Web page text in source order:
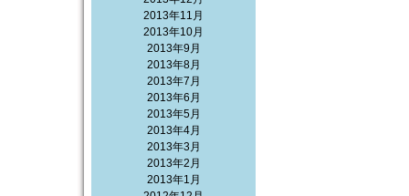
2013年11月
2013年10月
2013年9月
2013年8月
2013年7月
2013年6月
2013年5月
2013年4月
2013年3月
2013年2月
2013年1月